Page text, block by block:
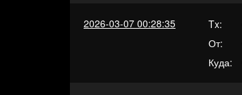
2026-03-07 00:28:35 Tx:
От:
Куда: